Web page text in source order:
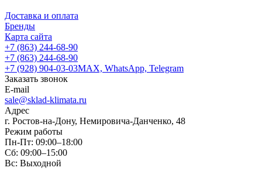
Доставка и оплата
Бренды
Карта сайта
+7 (863) 244-68-90
+7 (863) 244-68-90
+7 (928) 904-03-03MAX, WhatsApp, Telegram
Заказать звонок
E-mail
sale@sklad-klimata.ru
Адрес
г. Ростов-на-Дону, Немировича-Данченко, 48
Режим работы
Пн-Пт: 09:00–18:00
Сб: 09:00–15:00
Вс: Выходной